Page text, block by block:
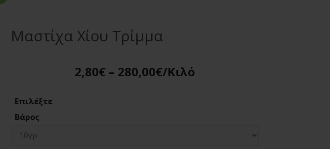
Μαστίχα Χίου Τρίμμα
2,80€ – 280,00€/Κιλό
Επιλέξτε
Βάρος